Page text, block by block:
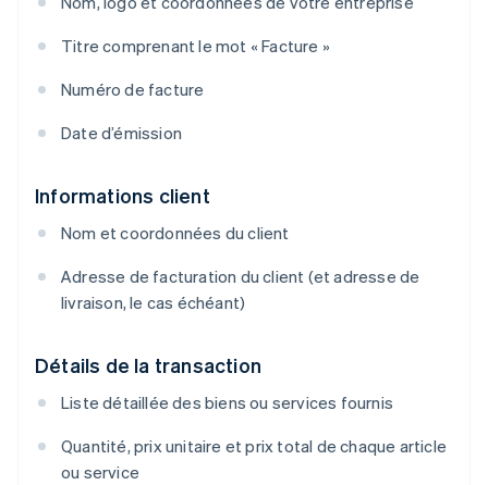
Titre comprenant le mot « Facture »
Numéro de facture
Date d’émission
Informations client
Nom et coordonnées du client
Adresse de facturation du client (et adresse de
livraison, le cas échéant)
Détails de la transaction
Liste détaillée des biens ou services fournis
Quantité, prix unitaire et prix total de chaque article
ou service